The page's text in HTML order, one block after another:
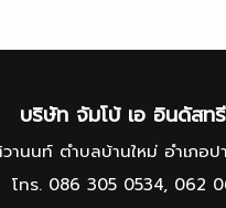
บริษัท จัมโบ้ เอ อินดัสท
นนท์ ตำบลบ้านใหม่ อำเภอป
โทร. 086 305 0534, 062